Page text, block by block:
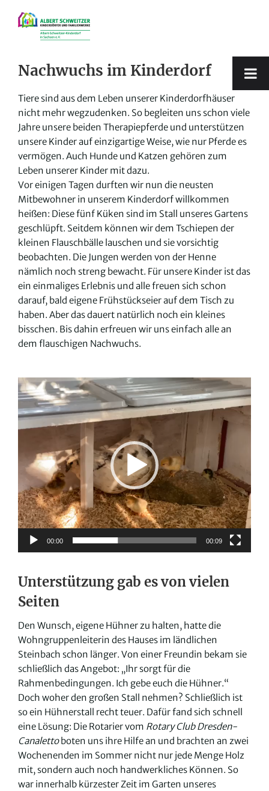
Inhalt
Nachwuchs im Kinderdorf
Tiere sind aus dem Leben unserer Kinderdorfhäuser
nicht mehr wegzudenken. So begleiten uns schon viele
Jahre unsere beiden Therapiepferde und unterstützen
unsere Kinder auf einzigartige Weise, wie nur Pferde es
vermögen. Auch Hunde und Katzen gehören zum
Leben unserer Kinder mit dazu.
Vor einigen Tagen durften wir nun die neusten
Mitbewohner in unserem Kinderdorf willkommen
heißen: Diese fünf Küken sind im Stall unseres Gartens
geschlüpft. Seitdem können wir dem Tschiepen der
kleinen Flauschbälle lauschen und sie vorsichtig
beobachten. Die Jungen werden von der Henne
nämlich noch streng bewacht. Für unsere Kinder ist das
ein einmaliges Erlebnis und alle freuen sich schon
darauf, bald eigene Frühstückseier auf dem Tisch zu
haben. Aber das dauert natürlich noch ein kleines
bisschen. Bis dahin erfreuen wir uns einfach alle an
dem flauschigen Nachwuchs.
Video-
Player
00:00 00:09
Unterstützung gab es von vielen
Seiten
Den Wunsch, eigene Hühner zu halten, hatte die
Wohngruppenleiterin des Hauses im ländlichen
Steinbach schon länger. Von einer Freundin bekam sie
schließlich das Angebot: „Ihr sorgt für die
Rahmenbedingungen. Ich gebe euch die Hühner.“
Doch woher den großen Stall nehmen? Schließlich ist
so ein Hühnerstall recht teuer. Dafür fand sich schnell
eine Lösung: Die Rotarier vom Rotary Club Dresden-
Canalettoboten uns ihre Hilfe an und brachten an zwei
Wochenenden im Sommer nicht nur jede Menge Holz
mit, sondern auch noch handwerkliches Können. So
war innerhalb kürzester Zeit im Garten unseres